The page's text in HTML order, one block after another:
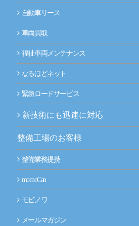
自動車リース
車両買取
福祉車両メンテナンス
なるほどネット
緊急ロードサービス
新技術にも迅速に対応
整備工場のお客様
整備業務提携
momoCan
モビノワ
メールマガジン